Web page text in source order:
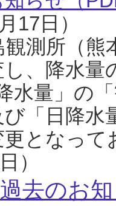
17日）
測所（熊
、降水
水量」の
「日降
となっ
）
去のお